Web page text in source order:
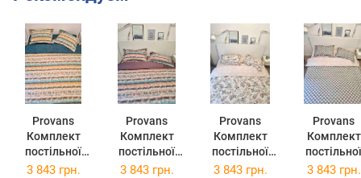
Provans
Комплект
постільної
білизни
Provans
Комплект
постільної
білизни
Provans
Комплект
постільної
білизни
Provans
Комплект
постільної
білизни
3 843 грн. 3 843 грн. 3 843 грн. 3 843 грн.